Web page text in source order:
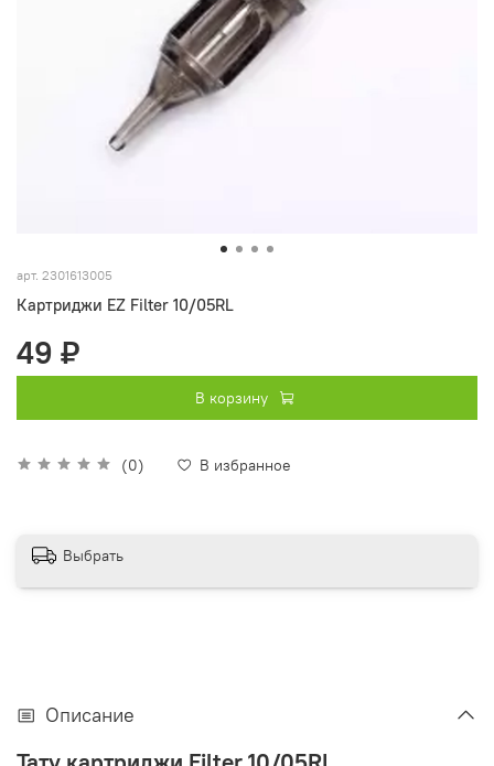
арт. 2301613005
Картриджи EZ Filter 10/05RL
(0) В избранное
49 ₽
В корзину
Выбрать
Описание